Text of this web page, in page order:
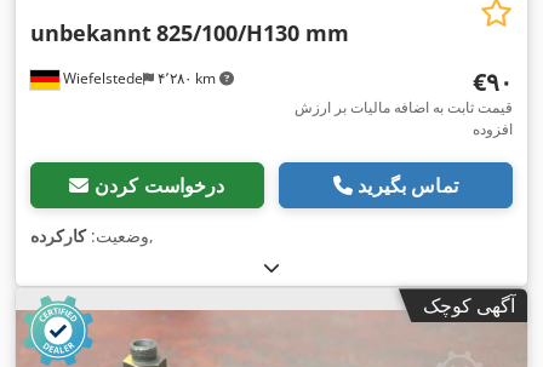
Wiefelstede ۴٬۲۸۰ km
unbekannt825/100/H130 mm
‎€۹۰
قیمت ثابت به اضافه مالیات بر ارزش
افزوده
درخواست کردن تماس بگیرید
وضعیت:کارکرده ,
آگهی کوچک